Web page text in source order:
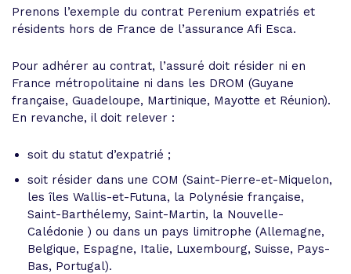
Prenons l’exemple du contrat Perenium expatriés et
résidents hors de France de l’assurance Afi Esca.
Pour adhérer au contrat, l’assuré doit résider ni en
France métropolitaine ni dans les DROM (Guyane
française, Guadeloupe, Martinique, Mayotte et Réunion).
En revanche, il doit relever :
soit du statut d’expatrié ;
soit résider dans une COM (Saint-Pierre-et-Miquelon,
les îles Wallis-et-Futuna, la Polynésie française,
Saint-Barthélemy, Saint-Martin, la Nouvelle-
Calédonie ) ou dans un pays limitrophe (Allemagne,
Belgique, Espagne, Italie, Luxembourg, Suisse, Pays-
Bas, Portugal).